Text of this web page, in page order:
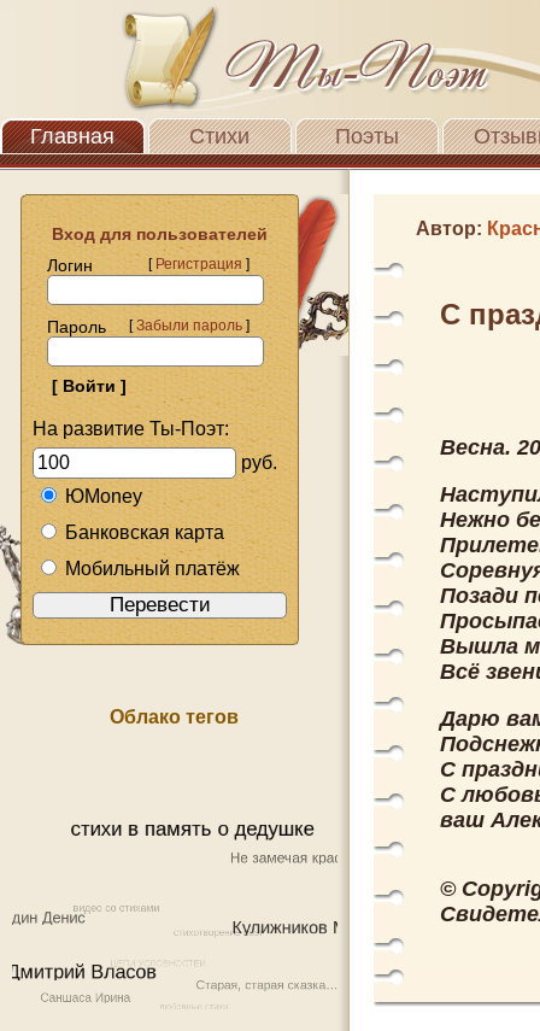
Главная Стихи Поэты
Вход для пользователей
Логин
[Регистрация]
Пароль [Забыли пароль]
На развитие Ты-Поэт:
руб.
ЮMoney
Банковская карта
Мобильный платёж
Облако тегов
Автор:
С
Весна.
Нежно
Позади
Вышла
Всё
Дарю
С
С
ваш
©